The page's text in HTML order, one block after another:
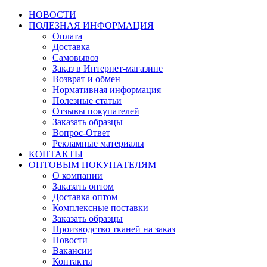
НОВОСТИ
ПОЛЕЗНАЯ ИНФОРМАЦИЯ
Оплата
Доставка
Самовывоз
Заказ в Интернет-магазине
Возврат и обмен
Нормативная информация
Полезные статьи
Отзывы покупателей
Заказать образцы
Вопрос-Ответ
Рекламные материалы
КОНТАКТЫ
ОПТОВЫМ ПОКУПАТЕЛЯМ
О компании
Заказать оптом
Доставка оптом
Комплексные поставки
Заказать образцы
Производство тканей на заказ
Новости
Вакансии
Контакты